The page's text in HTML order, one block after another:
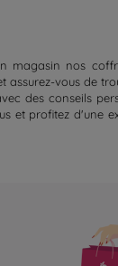
nos
vous de
des conseils
et profitez d'une